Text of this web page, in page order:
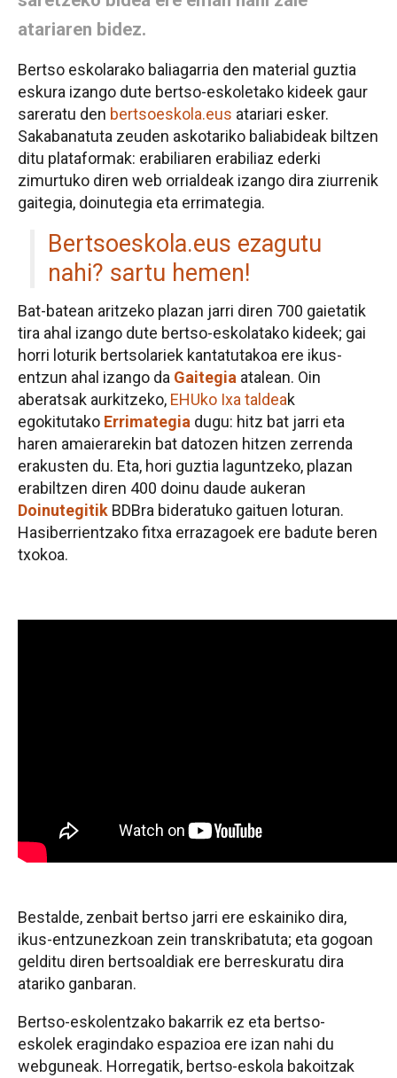
atariaren bidez.
Bertso eskolarako baliagarria den material guztia
eskura izango dute bertso-eskoletako kideek gaur
sareratu den bertsoeskola.eus atariari esker.
Sakabanatuta zeuden askotariko baliabideak biltzen
ditu plataformak: erabiliaren erabiliaz ederki
zimurtuko diren web orrialdeak izango dira ziurrenik
gaitegia, doinutegia eta errimategia.
Bertsoeskola.eus ezagutu
nahi? sartu hemen!
Bat-batean aritzeko plazan jarri diren 700 gaietatik
tira ahal izango dute bertso-eskolatako kideek; gai
horri loturik bertsolariek kantatutakoa ere ikus-
entzun ahal izango da Gaitegia atalean. Oin
aberatsak aurkitzeko, EHUko Ixa taldeak
egokitutako Errimategia dugu: hitz bat jarri eta
haren amaierarekin bat datozen hitzen zerrenda
erakusten du. Eta, hori guztia laguntzeko, plazan
erabiltzen diren 400 doinu daude aukeran
Doinutegitik BDBra bideratuko gaituen loturan.
Hasiberrientzako fitxa errazagoek ere badute beren
txokoa.
Bestalde, zenbait bertso jarri ere eskainiko dira,
ikus-entzunezkoan zein transkribatuta; eta gogoan
gelditu diren bertsoaldiak ere berreskuratu dira
atariko ganbaran.
Bertso-eskolentzako bakarrik ez eta bertso-
eskolek eragindako espazioa ere izan nahi du
webguneak. Horregatik, bertso-eskola bakoitzak